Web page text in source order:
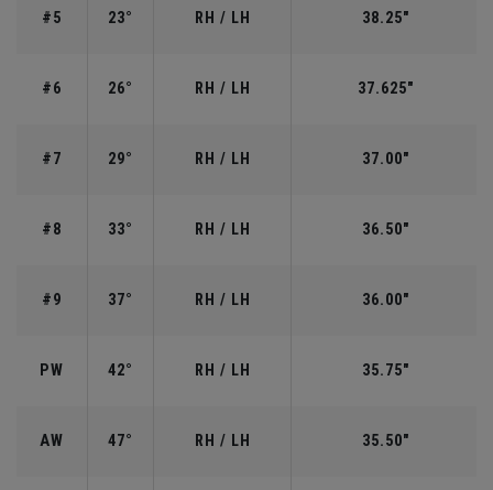
#5 23° RH / LH 38.25"
#6 26° RH / LH 37.625"
#7 29° RH / LH 37.00"
#8 33° RH / LH 36.50"
#9 37° RH / LH 36.00"
PW 42° RH / LH 35.75"
AW 47° RH / LH 35.50"